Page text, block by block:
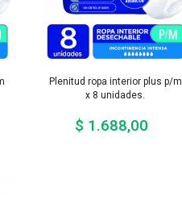
Plenitud ropa interior plus p/m
x 8 unidades.
$ 1.688,00